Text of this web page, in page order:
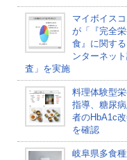
マイボイス
が「『完全
食』に関する
ンターネッ
査」を実施
料理体験型
指導、糖尿
者のHbA1c
を確認
岐阜県多食